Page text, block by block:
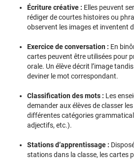
Écriture créative : Elles peuvent
rédiger de courtes histoires ou
observent les images et inventent
Exercice de conversation : En
cartes peuvent être utilisées pour
orale. Un élève décrit l’image
deviner le mot correspondant.
Classification des mots : Les
demander aux élèves de classer
différentes catégories
adjectifs, etc.).
Stations d’apprentissage :
stations dans la classe, les cartes